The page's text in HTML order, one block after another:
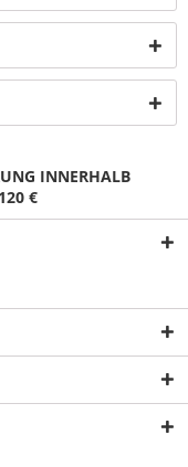
INNERHALB
€